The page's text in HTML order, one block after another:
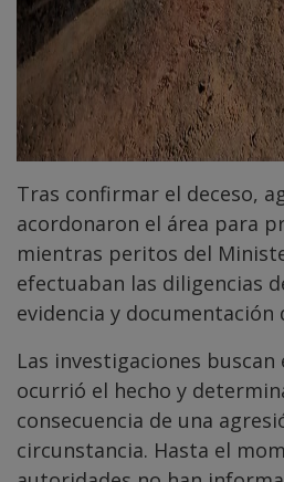
Tras confirmar el deceso,
acordonaron el área para
mientras peritos del
efectuaban las diligencias
evidencia y documentación
Las investigaciones
ocurrió el hecho y
consecuencia de una
circunstancia. Hasta el